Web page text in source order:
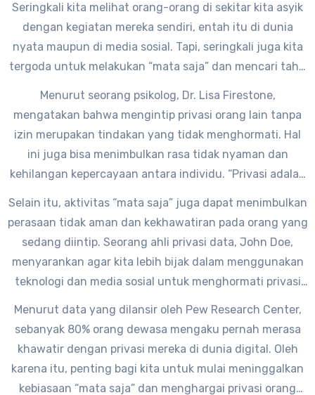
Seringkali kita melihat orang-orang di sekitar kita asyik
dengan kegiatan mereka sendiri, entah itu di dunia
nyata maupun di media sosial. Tapi, seringkali juga kita
tergoda untuk melakukan “mata saja” dan mencari tahu
Mengapa kita harus berhenti melakukan mata saja dan
mulai menghargai privasi orang lain?
Menurut seorang psikolog, Dr. Lisa Firestone,
mengatakan bahwa mengintip privasi orang lain tanpa
izin merupakan tindakan yang tidak menghormati. Hal
ini juga bisa menimbulkan rasa tidak nyaman dan
kehilangan kepercayaan antara individu. “Privasi adalah
orang. Kita harus menghargai batas-batas pribadi orang
Selain itu, aktivitas “mata saja” juga dapat menimbulkan
perasaan tidak aman dan kekhawatiran pada orang yang
sedang diintip. Seorang ahli privasi data, John Doe,
menyarankan agar kita lebih bijak dalam menggunakan
teknologi dan media sosial untuk menghormati privasi
dalam menjaga hubungan antarindividu. Jangan sampai
tindakan kita merusak kepercayaan orang lain,”
Menurut data yang dilansir oleh Pew Research Center,
sebanyak 80% orang dewasa mengaku pernah merasa
khawatir dengan privasi mereka di dunia digital. Oleh
karena itu, penting bagi kita untuk mulai meninggalkan
kebiasaan “mata saja” dan menghargai privasi orang